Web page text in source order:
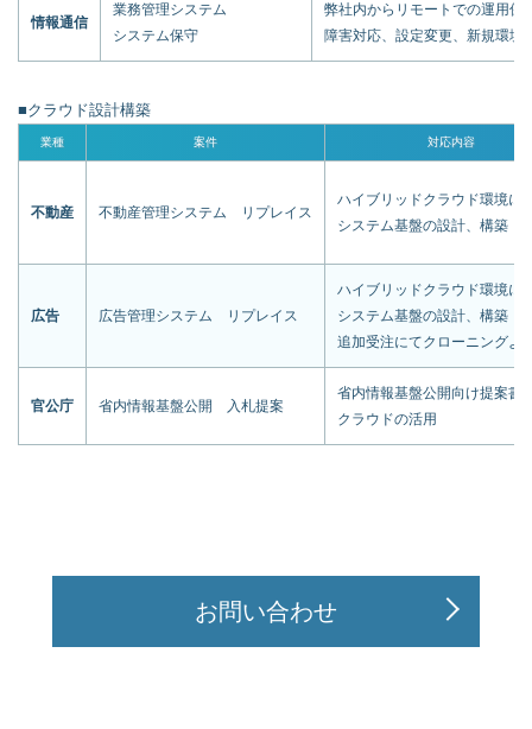
情報通信
業務管理システム
システム保守
弊社内からリモートでの運用保
障害対応、設定変更、新規環境
■クラウド設計構築
業種 案件 対応内容
不動産 不動産管理システム リプレイス
ハイブリッドクラウド環境に
システム基盤の設計、構築
広告 広告管理システム リプレイス
ハイブリッドクラウド環境に
システム基盤の設計、構築
追加受注にてクローニングよ
官公庁 省内情報基盤公開 入札提案
省内情報基盤公開向け提案書
クラウドの活用
お問い合わせ